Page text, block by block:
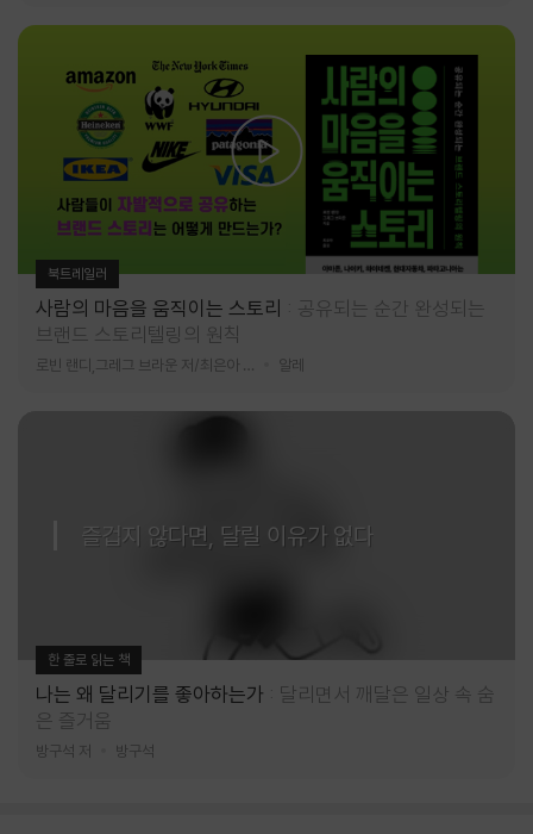
북트레일러
사람의 마음을 움직이는 스토리
공유되는 순간 완성되는
브랜드 스토리텔링의 원칙
알레
즐겁지 않다면, 달릴 이유가 없다
한 줄로 읽는 책
나는 왜 달리기를 좋아하는가
달리면서 깨달은 일상 속 숨
은 즐거움
방구석 저 방구석